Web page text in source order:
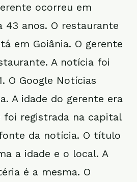
ocorreu em
43 anos. O restaurante
em Goiânia. O gerente
A notícia foi
O Google Notícias
A idade do gerente era
foi registrada na capital
fonte da notícia. O título
a idade e o local. A
é a mesma. O